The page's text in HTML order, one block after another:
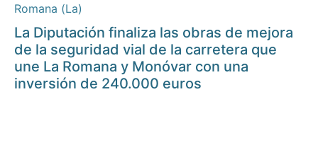
Romana (La)
La Diputación finaliza las obras de mejora
de la seguridad vial de la carretera que
une La Romana y Monóvar con una
inversión de 240.000 euros